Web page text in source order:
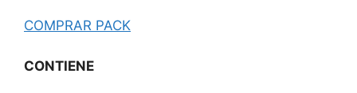
COMPRAR PACK
CONTIENE